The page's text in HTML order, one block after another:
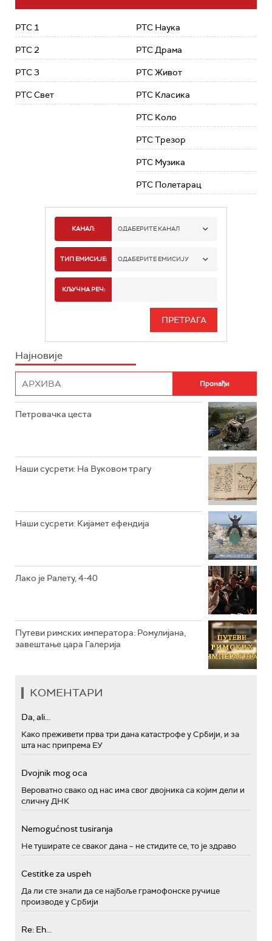
РТС 1
РТС 2
РТС 3
РТС Свет
РТС Наука
РТС Драма
РТС Живот
РТС Класика
РТС Коло
РТС Трезор
РТС Музика
РТС Полетарац
КАНАЛ: ОДАБЕРИТЕ КАНАЛ
РТС 1
РТС 3
РТС КОЛО
ТИП ЕМИСИЈЕ: ОДАБЕРИТЕ ЕМИСИЈУ
ИНФО
КЉУЧНА РЕЧ:
Најновије
Петровачка цеста
Наши сусрети: На Вуковом трагу
Наши сусрети: Кијамет ефендија
Лако је Ралету, 4-40
Путеви римских императора: Ромулијана,
завештање цара Галерија
КОМЕНТАРИ
Da, ali...
Како преживети прва три дана катастрофе у Србији, и за
шта нас припрема ЕУ
Dvojnik mog oca
Вероватно свако од нас има свог двојника са којим дели и
сличну ДНК
Nemogućnost tusiranja
Не туширате се сваког дана – не стидите се, то је здраво
Cestitke za uspeh
Да ли сте знали да се најбоље грамофонске ручице
производе у Србији
Re: Eh...